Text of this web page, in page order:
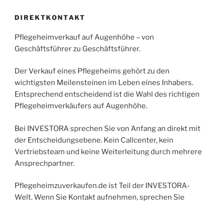
DIREKTKONTAKT
Pflegeheimverkauf auf Augenhöhe – von
Geschäftsführer zu Geschäftsführer.
Der Verkauf eines Pflegeheims gehört zu den
wichtigsten Meilensteinen im Leben eines Inhabers.
Entsprechend entscheidend ist die Wahl des richtigen
Pflegeheimverkäufers auf Augenhöhe.
Bei INVESTORA sprechen Sie von Anfang an direkt mit
der Entscheidungsebene. Kein Callcenter, kein
Vertriebsteam und keine Weiterleitung durch mehrere
Ansprechpartner.
Pflegeheimzuverkaufen.de ist Teil der INVESTORA-
Welt. Wenn Sie Kontakt aufnehmen, sprechen Sie